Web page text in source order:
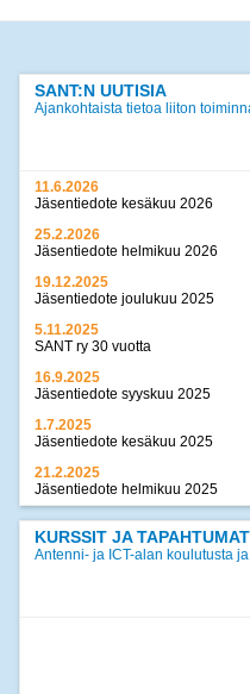
SANT:N UUTISIA
Ajankohtaista tietoa liiton
11.6.2026
Jäsentiedote kesäkuu 2026
25.2.2026
Jäsentiedote helmikuu 2026
19.12.2025
Jäsentiedote joulukuu 2025
5.11.2025
SANT ry 30 vuotta
16.9.2025
Jäsentiedote syyskuu 2025
1.7.2025
Jäsentiedote kesäkuu 2025
21.2.2025
Jäsentiedote helmikuu 2025
17.12.2024
Jäsentiedote joulukuu 2024
KURSSIT JA TAPAHTUMAT
Antenni- ja ICT-alan koulutusta